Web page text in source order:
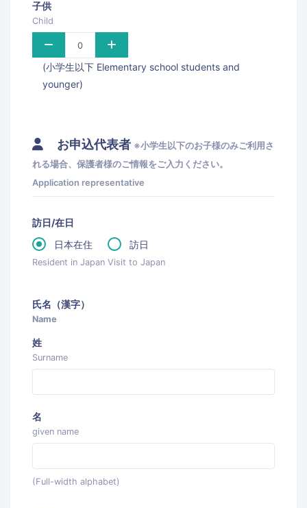
子供
Child
(小学生以下 Elementary school students and
younger)
お申込代表者 ※小学生以下のお子様のみご利用さ
れる場合、保護者様のご情報をご入力ください。
Application representative
訪日/在日
日本在住
Resident in Japan
訪日
Visit to Japan
氏名（漢字）
Name
姓
Surname
名
given name
(Full-width alphabet)